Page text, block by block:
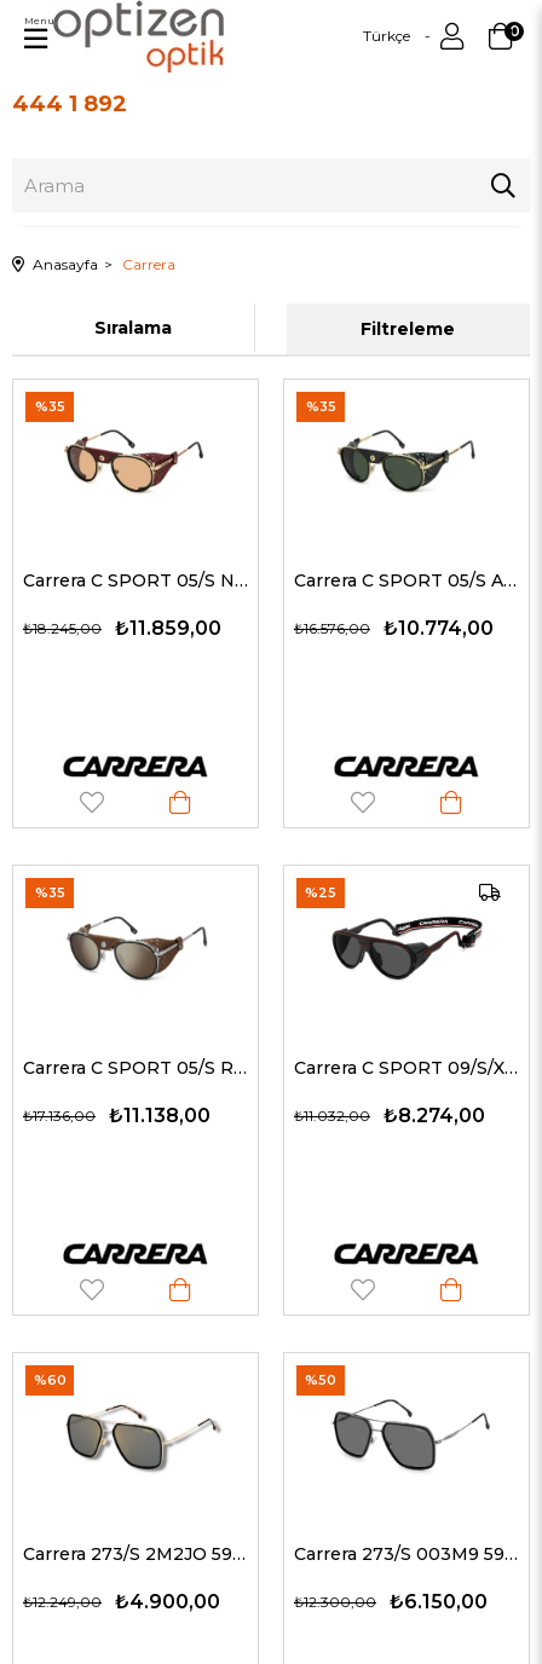
444 1 892
Türkçe 0
Menu
Anasayfa Carrera
Filtreleme
Sıralama
Carrera C SPORT 05/S NOAN8 52 G Unisex Güneş Gözlükleri
₺11.859,00
₺18.245,00
%35
Carrera C SPORT 05/S AOZQT 52 G Erkek Güneş Gözlükleri
₺10.774,00
₺16.576,00
%35
Carrera C SPORT 05/S R81T4 52 G Unisex Güneş Gözlükleri
₺11.138,00
₺17.136,00
%35
Carrera C SPORT 09/S/XT BLXM9 57 G Güneş Gözlüğü
₺8.274,00
₺11.032,00
%25
Carrera 273/S 2M2JO 59 G Erkek Güneş Gözlükleri
₺4.900,00
₺12.249,00
%60
Carrera 273/S 003M9 59 G Erkek Güneş Gözlükleri
₺6.150,00
₺12.300,00
%50